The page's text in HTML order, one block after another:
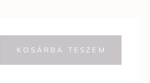
KOSÁRBA TESZEM